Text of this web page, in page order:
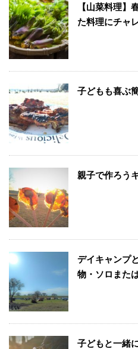
【山菜料理】
た料理にチャ
子どもも喜ぶ
親子で作ろう
デイキャンプ
物・ソロまた
子どもと一緒